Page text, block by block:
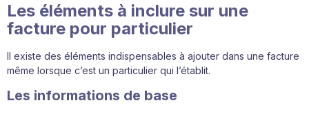
Les éléments à inclure sur une
facture pour particulier
Il existe des éléments indispensables à ajouter dans une facture
même lorsque c’est un particulier qui l’établit.
Les informations de base